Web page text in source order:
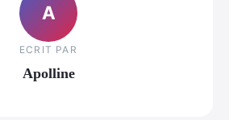
A
ECRIT PAR
Apolline